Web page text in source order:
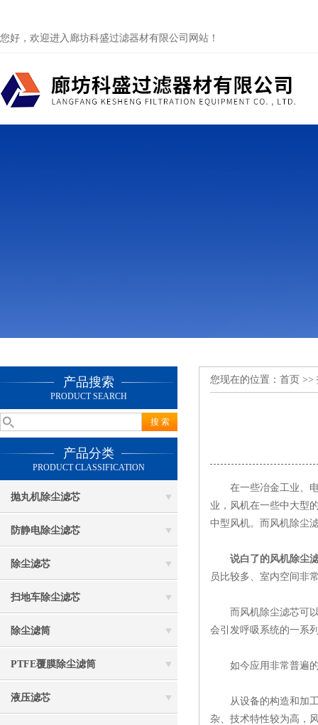
您好，欢迎进入廊坊科盛过滤器材有限公司网站！
产品搜索
PRODUCT SEARCH
产品分类
PRODUCT CLASSIFICATION
抛丸机除尘滤芯
防静电除尘滤芯
除尘滤芯
扫地车除尘滤芯
除尘滤筒
PTFE覆膜除尘滤筒
液压滤芯
您现在的位置： 首页 >>
在一些冶金工业、电
业，风机在一些中大型
中型风机。而风机除尘
说白了的风机除尘
员比较多、室内空间非
而风机除尘滤芯可以
会引发呼吸系统的一系
如今应用非常普遍的
从设备的构造和加工
杂、技术特性较为高，